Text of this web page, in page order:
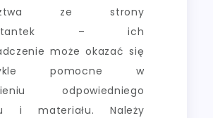
ze strony
– ich
może okazać się
pomocne w
odpowiedniego
i materiału. Należy